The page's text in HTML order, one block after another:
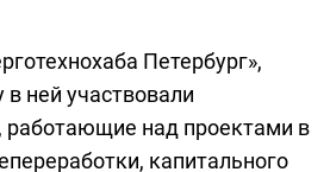
Петербург»,
ней участвовали
работающие над проектами в
капитального